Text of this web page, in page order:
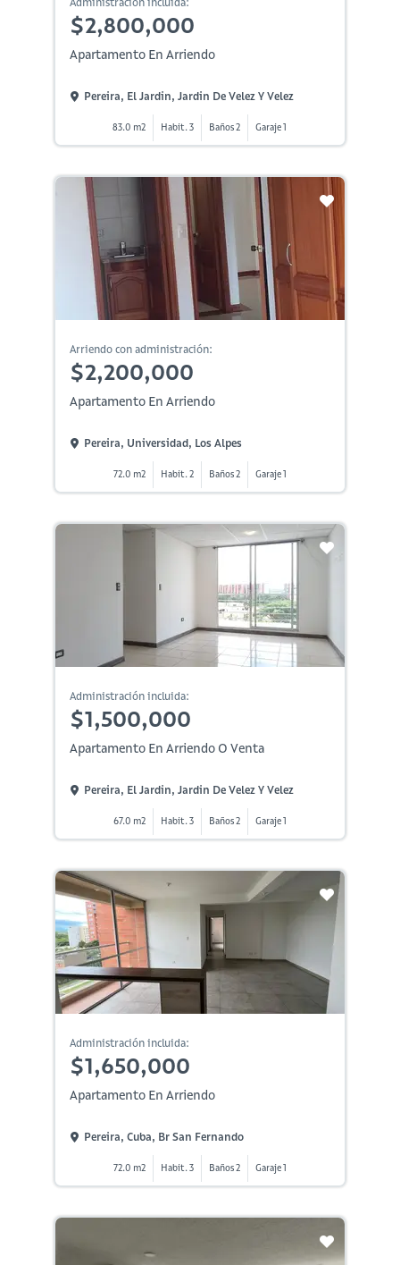
$2,800,000
Apartamento En Arriendo
Pereira, El Jardin, Jardin De Velez Y Velez
83.0 m2 Habit. 3 Baños 2 Garaje 1
Arriendo con administración:
$2,200,000
Apartamento En Arriendo
Pereira, Universidad, Los Alpes
72.0 m2 Habit. 2 Baños 2 Garaje 1
Administración incluida:
$1,500,000
Apartamento En Arriendo O Venta
Pereira, El Jardin, Jardin De Velez Y Velez
67.0 m2 Habit. 3 Baños 2 Garaje 1
Administración incluida:
$1,650,000
Apartamento En Arriendo
Pereira, Cuba, Br San Fernando
72.0 m2 Habit. 3 Baños 2 Garaje 1